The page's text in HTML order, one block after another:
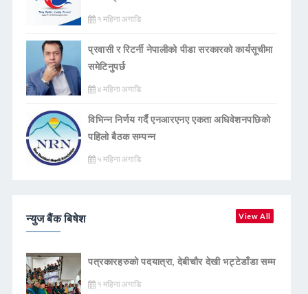
१ महिना अगाडि
प्रवासी र रिटर्नी नेपालीको पीडा सरकारको कार्यसूचीमा
समेटिनुपर्छ
४ महिना अगाडि
विभिन्न निर्णय गर्दै एनआरएनए एकता अधिवेशनपछिको
पहिलो बैठक सम्पन्न
५ महिना अगाडि
न्युज बैंक बिषेश View All
पत्रकारहरुको पदयात्रा, देबीचौर देखी भट्टेडाँडा सम्म
१ महिना अगाडि